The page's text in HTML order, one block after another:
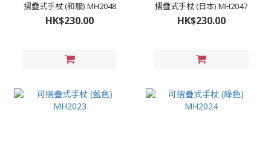
摺疊式手杖 (和服) MH2048
HK$230.00
摺疊式手杖 (日本) MH2047
HK$230.00